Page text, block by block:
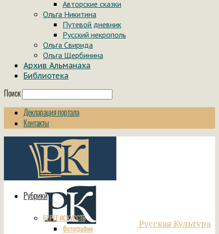
Авторские сказки
Ольга Никитина
Путевой дневник
Русский некрополь
Ольга Свирида
Ольга Щербинина
Архив Альманаха
Библиотека
Поиск
Декларация портала
Контакты
Русская Культура
Рубрики
БЕРЕГ ИСКУССТВ
Фотография